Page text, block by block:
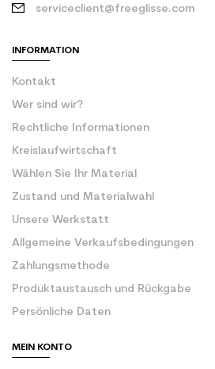
serviceclient@freeglisse.com
INFORMATION
Kontakt
Wer sind wir?
Rechtliche Informationen
Kreislaufwirtschaft
Wählen Sie Ihr Material
Zustand und Materialwahl
Unsere Werkstatt
Allgemeine Verkaufsbedingungen
Zahlungsmethode
Produktaustausch und Rückgabe
Persönliche Daten
MEIN KONTO